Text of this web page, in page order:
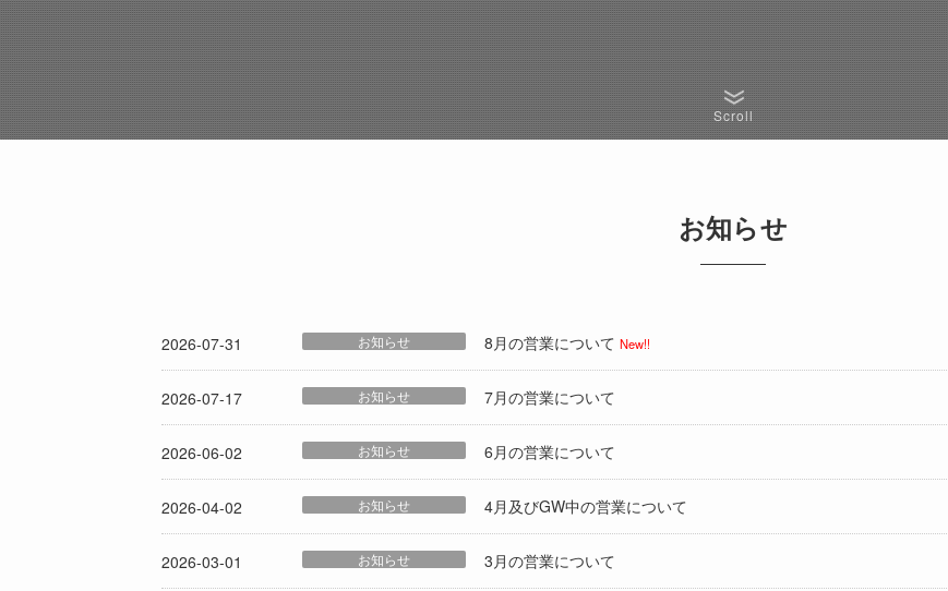
Scroll
お知らせ
2026-07-31 お知らせ 8月の営業について New!!
2026-07-17 お知らせ 7月の営業について
2026-06-02 お知らせ 6月の営業について
2026-04-02 お知らせ 4月及びGW中の営業について
2026-03-01 お知らせ 3月の営業について